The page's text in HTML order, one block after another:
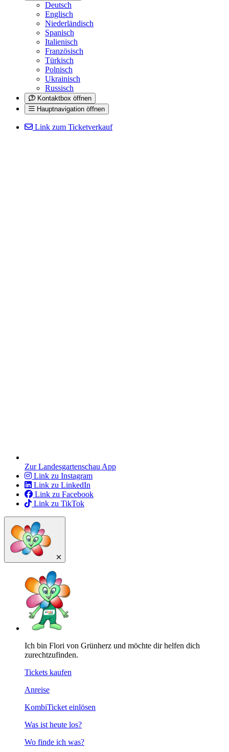
Deutsch
Englisch
Niederländisch
Spanisch
Italienisch
Französisch
Türkisch
Polnisch
Ukrainisch
Russisch
Kontaktbox öffnen
Hauptnavigation öffnen
Link zum Ticketverkauf
Zur Landesgartenschau App
Link zu Instagram
Link zu LinkedIn
Link zu Facebook
Link zu TikTok
Ich bin Flori von Grünherz und möchte dir helfen dich
zurechtzufinden.
Tickets kaufen
Anreise
KombiTicket einlösen
Was ist heute los?
Wo finde ich was?